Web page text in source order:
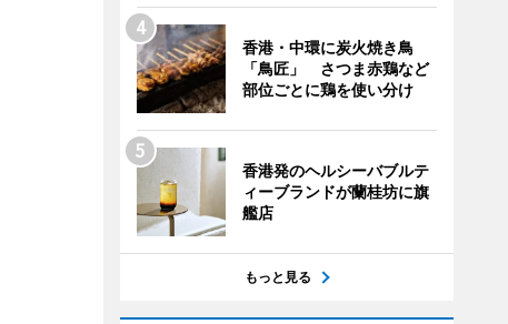
香港・中環に炭火焼き鳥
「鳥匠」 さつま赤鶏など
部位ごとに鶏を使い分け
香港発のヘルシーバブルテ
ィーブランドが蘭桂坊に旗
艦店
もっと見る